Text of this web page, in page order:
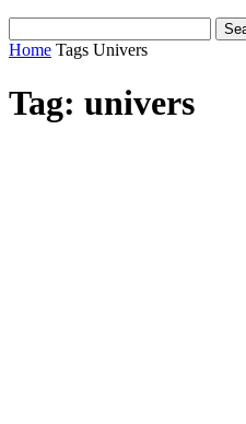
Home Tags Univers
Tag: univers